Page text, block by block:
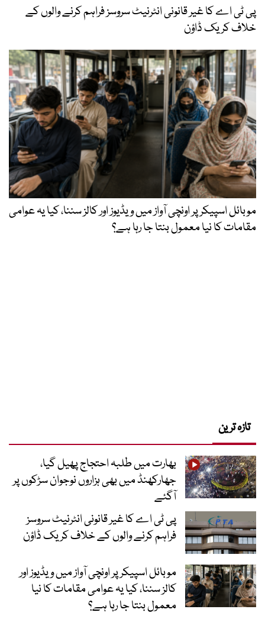
پی ٹی اے کا غیر قانونی انٹرنیٹ سروسز فراہم کرنے والوں کے
خلاف کریک ڈاؤن
موبائل اسپیکر پر اونچی آواز میں ویڈیوز اور کالز سننا، کیا یہ عوامی
مقامات کا نیا معمول بنتا جا رہا ہے؟
تازہ ترین
بھارت میں طلبہ احتجاج پھیل گیا،
جھارکھنڈ میں بھی ہزاروں نوجوان سڑکوں پر
آگئے
پی ٹی اے کا غیر قانونی انٹرنیٹ سروسز
فراہم کرنے والوں کے خلاف کریک ڈاؤن
موبائل اسپیکر پر اونچی آواز میں ویڈیوز اور
کالز سننا، کیا یہ عوامی مقامات کا نیا
معمول بنتا جا رہا ہے؟